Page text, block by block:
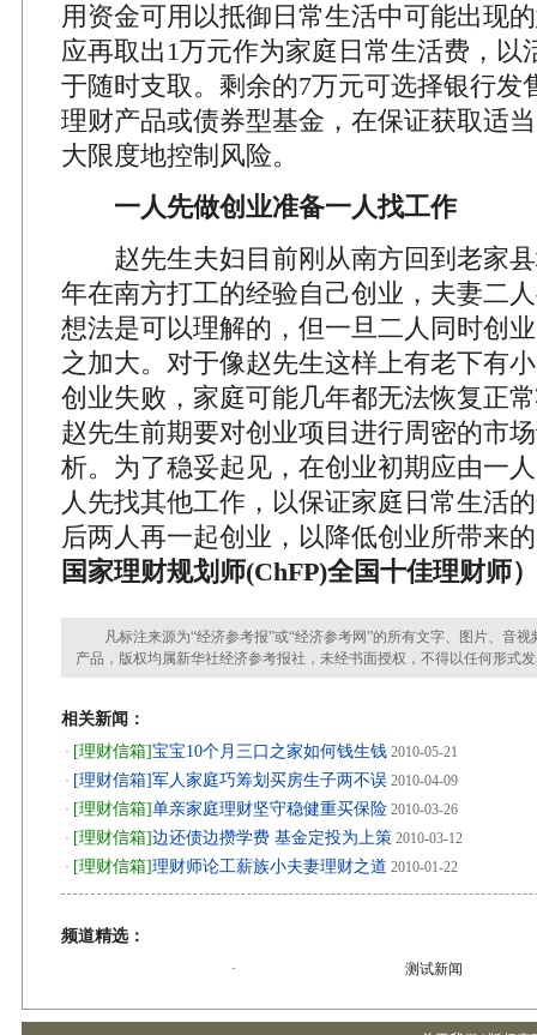
用资金可用以抵御日常生活中可能出现
应再取出1万元作为家庭日常生活费，以
于随时支取。剩余的7万元可选择银行发
理财产品或债券型基金，在保证获取适
大限度地控制风险。
一人先做创业准备一人找工作
赵先生夫妇目前刚从南方回到老家县
年在南方打工的经验自己创业，夫妻二
想法是可以理解的，但一旦二人同时创
之加大。对于像赵先生这样上有老下有
创业失败，家庭可能几年都无法恢复正
赵先生前期要对创业项目进行周密的市
析。为了稳妥起见，在创业初期应由一
人先找其他工作，以保证家庭日常生活
后两人再一起创业，以降低创业所带来
国家理财规划师(ChFP)全国十佳理财师）
凡标注来源为“经济参考报”或“经济参考网”的所有文字、图片、音视
产品，版权均属新华社经济参考报社，未经书面授权，不得以任何形式
相关新闻：
· [理财信箱]宝宝10个月三口之家如何钱生钱 2010-05-21
· [理财信箱]军人家庭巧筹划买房生子两不误 2010-04-09
· [理财信箱]单亲家庭理财坚守稳健重买保险 2010-03-26
· [理财信箱]边还债边攒学费 基金定投为上策 2010-03-12
· [理财信箱]理财师论工薪族小夫妻理财之道 2010-01-22
频道精选：
· 测试新闻